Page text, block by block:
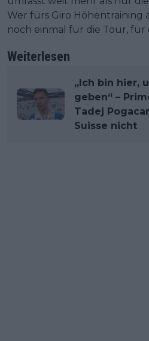
Wer fürs Giro Höhentraining
noch einmal für die Tour, für
Weiterlesen
„Ich bin hier,
geben“ –
Tadej
Suisse nicht